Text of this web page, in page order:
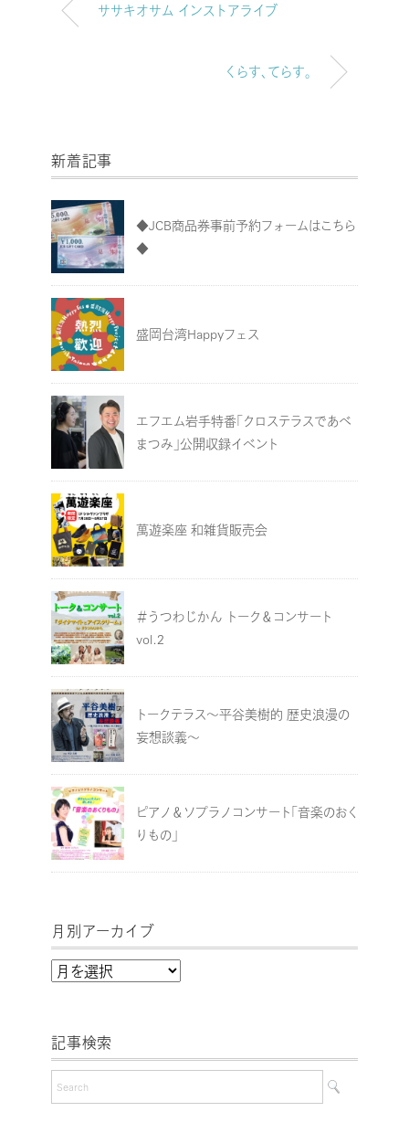
ササキオサム インストアライブ
くらす、てらす。
新着記事
◆JCB商品券事前予約フォームはこちら
◆
盛岡台湾Happyフェス
エフエム岩手特番「クロステラスであべ
まつみ」公開収録イベント
萬遊楽座 和雑貨販売会
＃うつわじかん トーク＆コンサート
vol.2
トークテラス～平谷美樹的 歴史浪漫の
妄想談義～
ピアノ＆ソプラノコンサート「音楽のおく
りもの」
月別アーカイブ
月
ー
カ
記事検索